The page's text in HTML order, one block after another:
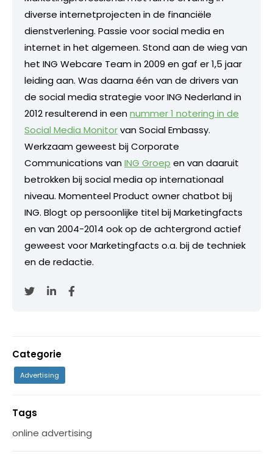
diverse internetprojecten in de financiële
dienstverlening. Passie voor social media en
internet in het algemeen. Stond aan de wieg van
het ING Webcare Team in 2009 en gaf er 1,5 jaar
leiding aan. Was daarna één van de drivers van
de social media strategie voor ING Nederland in
2012 resulterend in eennummer 1 notering in de
Social Media Monitorvan Social Embassy.
Werkzaam geweest bij Corporate
Communications vanING Groep en van daaruit
betrokken bij social media op internationaal
niveau. Momenteel Product owner chatbot bij
ING. Blogt op persoonlijke titel bij Marketingfacts
en van 2004-2014 ook op de achtergrond actief
geweest voor Marketingfacts o.a. bij de techniek
en de redactie.
Categorie
Advertising
Tags
online advertising